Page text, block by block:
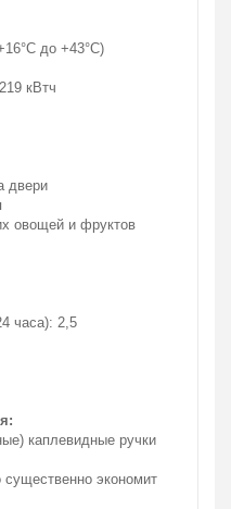
до +43°С)
кВтч
двери
овощей и фруктов
часа): 2,5
каплевидные ручки
существенно экономит